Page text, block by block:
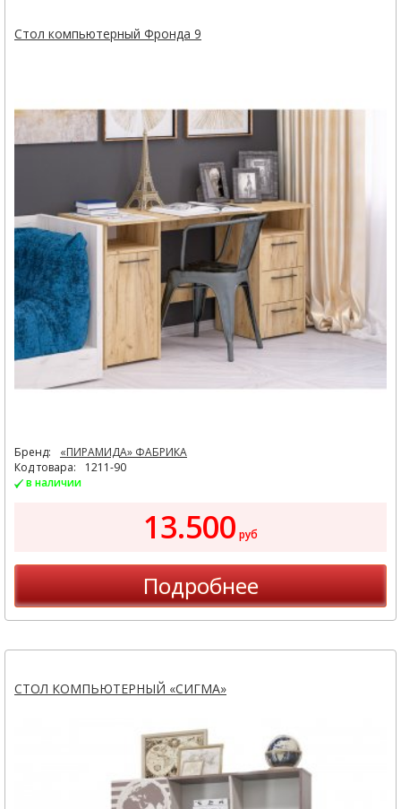
Стол компьютерный Фронда 9
Бренд:
«ПИРАМИДА» ФАБРИКА
Код товара:
1211-90
в наличии
13.500 руб
Подробнее
СТОЛ КОМПЬЮТЕРНЫЙ «СИГМА»